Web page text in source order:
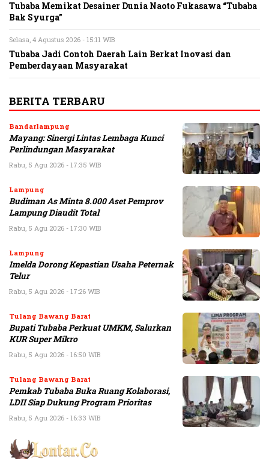
Tubaba Memikat Desainer Dunia Naoto Fukasawa “Tubaba
Bak Syurga”
Selasa, 4 Agustus 2026 - 15:11 WIB
Tubaba Jadi Contoh Daerah Lain Berkat Inovasi dan
Pemberdayaan Masyarakat
BERITA TERBARU
Bandarlampung
Mayang: Sinergi Lintas Lembaga Kunci
Perlindungan Masyarakat
Rabu, 5 Agu 2026 - 17:35 WIB
Lampung
Budiman As Minta 8.000 Aset Pemprov
Lampung Diaudit Total
Rabu, 5 Agu 2026 - 17:30 WIB
Lampung
Imelda Dorong Kepastian Usaha Peternak
Telur
Rabu, 5 Agu 2026 - 17:26 WIB
Tulang Bawang Barat
Bupati Tubaba Perkuat UMKM, Salurkan
KUR Super Mikro
Rabu, 5 Agu 2026 - 16:50 WIB
Tulang Bawang Barat
Pemkab Tubaba Buka Ruang Kolaborasi,
LDII Siap Dukung Program Prioritas
Rabu, 5 Agu 2026 - 16:33 WIB